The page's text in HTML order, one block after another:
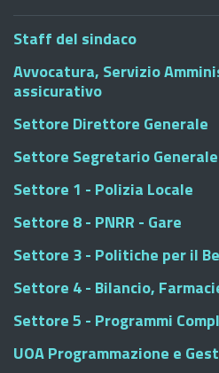
Staff del sindaco
Avvocatura, Servizio
assicurativo
Settore Direttore Generale
Settore Segretario Generale
Settore 1 - Polizia Locale
Settore 8 - PNRR - Gare
Settore 3 - Politiche per il
Settore 4 - Bilancio,
Settore 5 - Programmi
UOA Programmazione e